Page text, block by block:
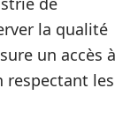
la qualité
un accès à
respectant les